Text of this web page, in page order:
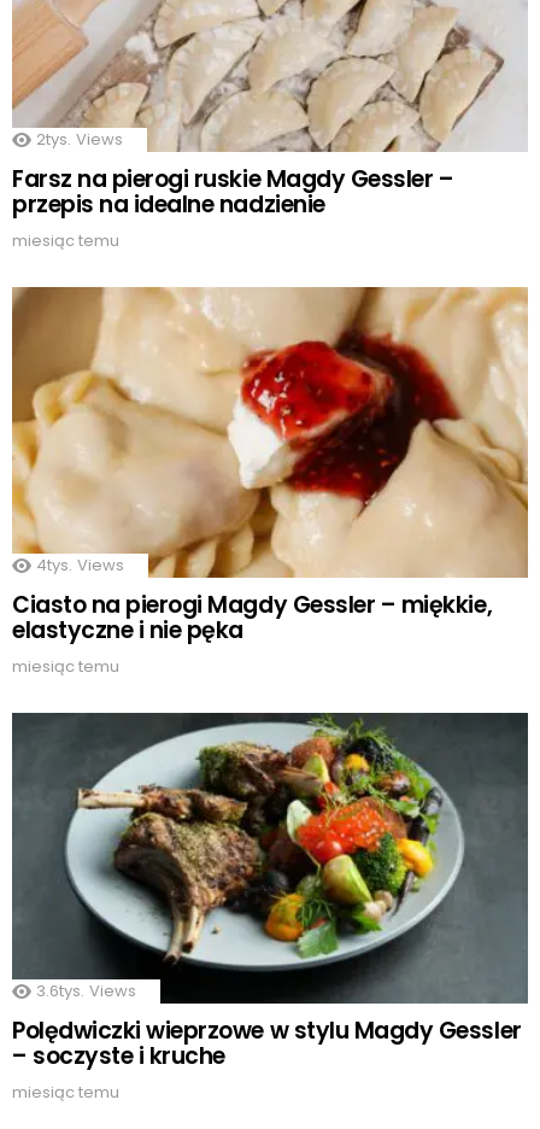
2tys. Views
Farsz na pierogi ruskie Magdy Gessler –
przepis na idealne nadzienie
miesiąc temu
4tys. Views
Ciasto na pierogi Magdy Gessler – miękkie,
elastyczne i nie pęka
miesiąc temu
3.6tys. Views
Polędwiczki wieprzowe w stylu Magdy Gessler
– soczyste i kruche
miesiąc temu